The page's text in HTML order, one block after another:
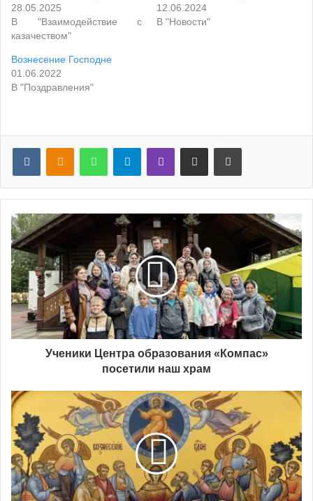
28.05.2025
В "Взаимодействие с
казачеством"
12.06.2024
В "Новости"
Вознесение Господне
01.06.2022
В "Поздравления"
VKontakteOdnoklassniki
WhatsAppTelegramViber Поделиться по почте Распечатать
Ученики Центра образования «Компас»
посетили наш храм